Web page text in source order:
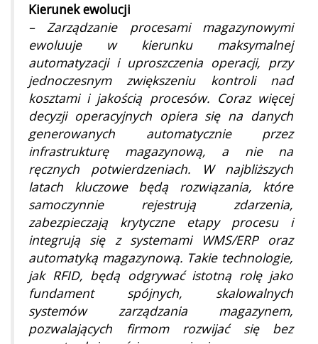
Kierunek ewolucji
– Zarządzanie procesami magazynowymi
ewoluuje w kierunku maksymalnej
automatyzacji i uproszczenia operacji, przy
jednoczesnym zwiększeniu kontroli nad
kosztami i jakością procesów. Coraz więcej
decyzji operacyjnych opiera się na danych
generowanych automatycznie przez
infrastrukturę magazynową, a nie na
ręcznych potwierdzeniach. W najbliższych
latach kluczowe będą rozwiązania, które
samoczynnie rejestrują zdarzenia,
zabezpieczają krytyczne etapy procesu i
integrują się z systemami WMS/ERP oraz
automatyką magazynową. Takie technologie,
jak RFID, będą odgrywać istotną rolę jako
fundament spójnych, skalowalnych
systemów zarządzania magazynem,
pozwalających firmom rozwijać się bez